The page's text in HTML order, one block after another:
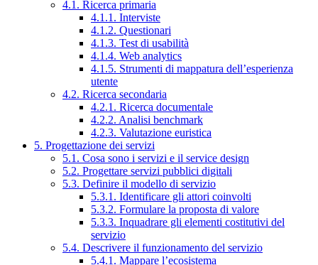
4.1. Ricerca primaria
4.1.1. Interviste
4.1.2. Questionari
4.1.3. Test di usabilità
4.1.4. Web analytics
4.1.5. Strumenti di mappatura dell’esperienza
utente
4.2. Ricerca secondaria
4.2.1. Ricerca documentale
4.2.2. Analisi benchmark
4.2.3. Valutazione euristica
5. Progettazione dei servizi
5.1. Cosa sono i servizi e il service design
5.2. Progettare servizi pubblici digitali
5.3. Definire il modello di servizio
5.3.1. Identificare gli attori coinvolti
5.3.2. Formulare la proposta di valore
5.3.3. Inquadrare gli elementi costitutivi del
servizio
5.4. Descrivere il funzionamento del servizio
5.4.1. Mappare l’ecosistema